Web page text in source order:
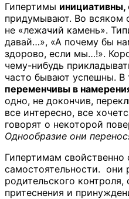
Гипертимы инициативны,
придумывают. Во всяком
не «лежачий камень».
давай…», «А почему бы
здорово, если мы…!».
чему-нибудь
часто бывают успешны.
переменчивы в
одно, не докончив,
все интересно, все
говорят о некоторой
Однообразие они
Гипертимам
самостоятельности. они
родительского контроля,
притеснения и